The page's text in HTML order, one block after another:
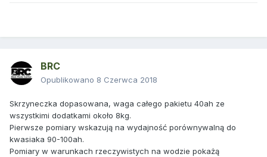
BRC
Opublikowano 8 Czerwca 2018
Skrzyneczka dopasowana, waga całego pakietu 40ah ze
wszystkimi dodatkami około 8kg.
Pierwsze pomiary wskazują na wydajność porównywalną do
kwasiaka 90-100ah.
Pomiary w warunkach rzeczywistych na wodzie pokażą